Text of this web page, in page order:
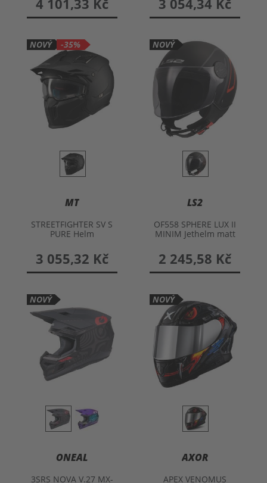
4 101,33 Kč 3 054,34 Kč
NOVÝ -35%
MT
STREETFIGHTER SV S
PURE Helm
3 055,32 Kč
NOVÝ
LS2
OF558 SPHERE LUX II
MINIM Jethelm matt
2 245,58 Kč
NOVÝ
ONEAL
3SRS NOVA V.27 MX-
NOVÝ
AXOR
APEX VENOMUS